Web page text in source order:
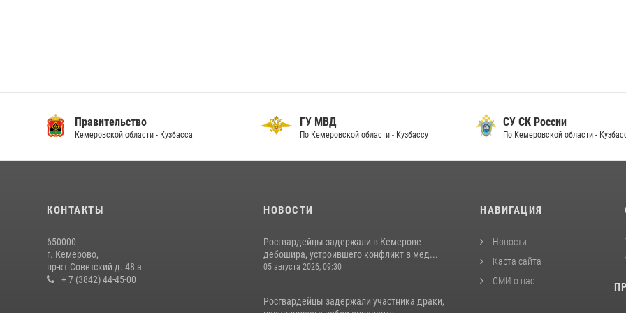
Правительство
Кемеровской области - Кузбасса
ГУ МВД
По Кемеровской области - Кузбассу
СУ СК России
По Кемеровской области -
КОНТАКТЫ
650000
г. Кемерово,
пр-кт Советский д. 48 а
+ 7 (3842) 44-45-00
НОВОСТИ
Росгвардейцы задержали в Кемерове
дебошира, устроившего конфликт в мед...
05 августа 2026, 09:30
Росгвардейцы задержали участника драки,
НАВИГАЦИЯ
Новости
Карта сайта
СМИ о нас